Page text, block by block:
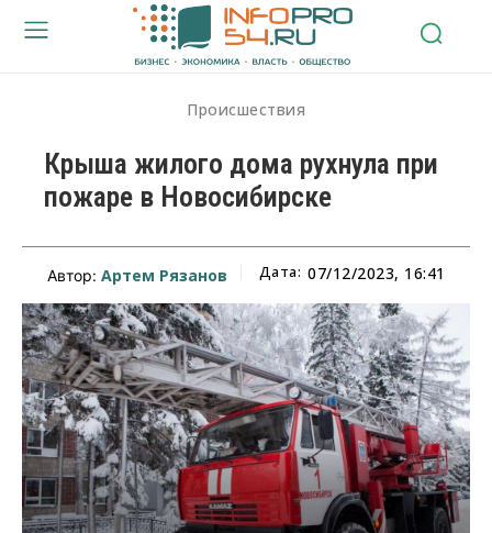
Происшествия
Крыша жилого дома рухнула при
пожаре в Новосибирске
Автор: Артем Рязанов Дата: 07/12/2023, 16:41